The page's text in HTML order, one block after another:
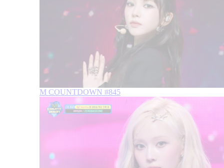
M COUNTDOWN #845